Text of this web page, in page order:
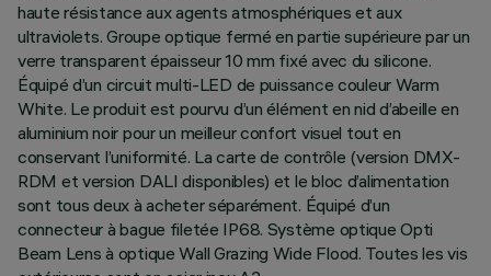
haute résistance aux agents atmosphériques et aux
ultraviolets. Groupe optique fermé en partie supérieure par un
verre transparent épaisseur 10 mm fixé avec du silicone.
Équipé d’un circuit multi-LED de puissance couleur Warm
White. Le produit est pourvu d’un élément en nid d’abeille en
aluminium noir pour un meilleur confort visuel tout en
conservant l’uniformité. La carte de contrôle (version DMX-
RDM et version DALI disponibles) et le bloc d’alimentation
sont tous deux à acheter séparément. Équipé d’un
connecteur à bague filetée IP68. Système optique Opti
Beam Lens à optique Wall Grazing Wide Flood. Toutes les vis